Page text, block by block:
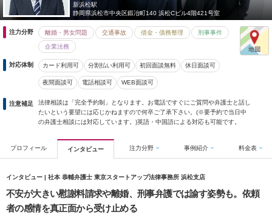
新浜松駅
静岡県浜松市中央区鍛冶町140 浜松Cビル4階421号室
注力分野 離婚・男女問題 交通事故 借金・債務整理 刑事事件
企業法務
対応体制 カード利用可 分割払い利用可 初回面談無料 休日面談可
夜間面談可 電話相談可 WEB面談可
注意補足
法律相談は「完全予約制」となります。お電話ですぐにご質問や弁護士と話し
たいという要望には応じかねますので何卒ご了承下さい。(※要予約で当日中
の弁護士相談には対応しています。)英語・中国語による対応も可能です。
プロフィール インタビュー 注力分野 事例紹介 料金表
インタビュー | 社本 恭輔弁護士 東京スタートアップ法律事務所 浜松支店
不安が大きい慰謝料請求や離婚、刑事弁護では諭す姿勢も。依頼
者の感情を真正面から受け止める